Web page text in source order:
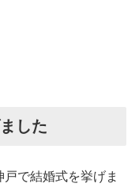
した
で結婚式を挙げま